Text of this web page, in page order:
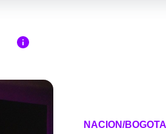
NACION/BOGOTA